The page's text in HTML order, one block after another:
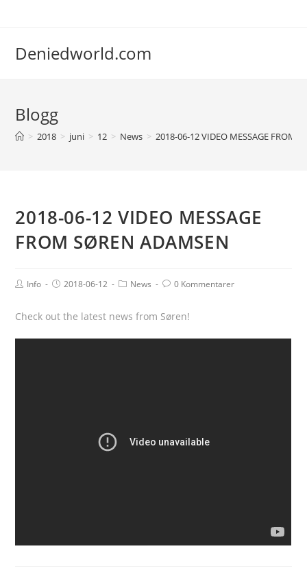
Deniedworld.com
Blogg
> 2018 > juni > 12 > News > 2018-06-12 VIDEO MESSAGE FROM
2018-06-12 VIDEO MESSAGE
FROM SØREN ADAMSEN
Info 2018-06-12 News 0 Kommentarer
Check out the latest news from Søren!